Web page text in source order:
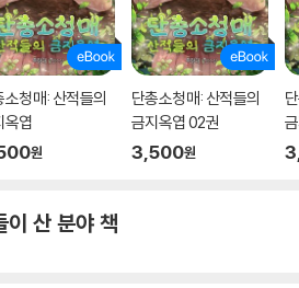
소청매: 산적들의
옥엽
원
단총소청매: 산적들의
금지옥엽 02권
3,500원
이 산 분야 책